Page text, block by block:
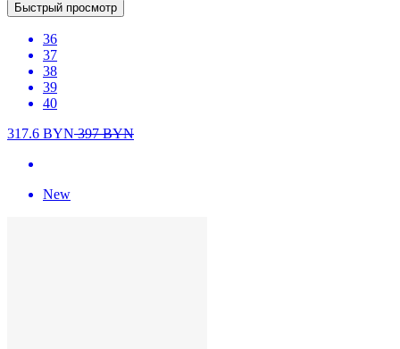
Быстрый просмотр
36
37
38
39
40
317.6 BYN397BYN
New